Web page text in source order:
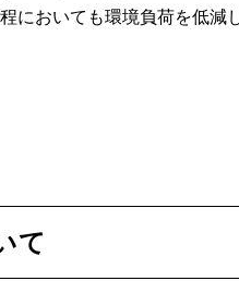
においても環境負荷を低
て